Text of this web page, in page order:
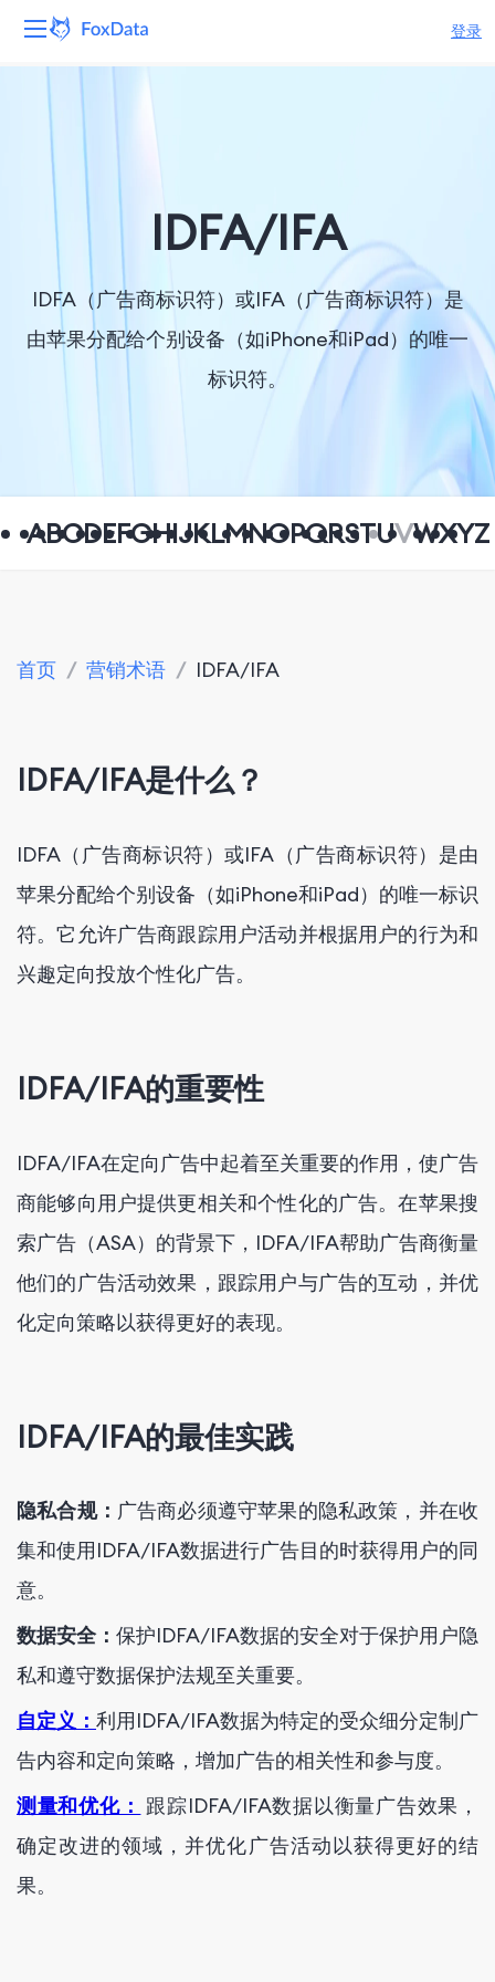
登录
解决方案 IDFA/IFA
IDFA（广告商标识符）或IFA（广告商标识符）是
由苹果分配给个别设备（如iPhone和iPad）的唯一
标识符。
ABCDEFGHIJKLMNOPQRSTUVWXYZ
首页 / 营销术语 / IDFA/IFA
IDFA/IFA是什么？
IDFA（广告商标识符）或IFA（广告商标识符）是由
苹果分配给个别设备（如iPhone和iPad）的唯一标识
符。它允许广告商跟踪用户活动并根据用户的行为和
兴趣定向投放个性化广告。
IDFA/IFA的重要性
IDFA/IFA在定向广告中起着至关重要的作用，使广告
商能够向用户提供更相关和个性化的广告。在苹果搜
索广告（ASA）的背景下，IDFA/IFA帮助广告商衡量
他们的广告活动效果，跟踪用户与广告的互动，并优
化定向策略以获得更好的表现。
IDFA/IFA的最佳实践
隐私合规： 广告商必须遵守苹果的隐私政策，并在收
集和使用IDFA/IFA数据进行广告目的时获得用户的同
意。
数据安全： 保护IDFA/IFA数据的安全对于保护用户隐
私和遵守数据保护法规至关重要。
自定义： 利用IDFA/IFA数据为特定的受众细分定制广
告内容和定向策略，增加广告的相关性和参与度。
测量和优化： 跟踪IDFA/IFA数据以衡量广告效果，
确定改进的领域，并优化广告活动以获得更好的结
果。